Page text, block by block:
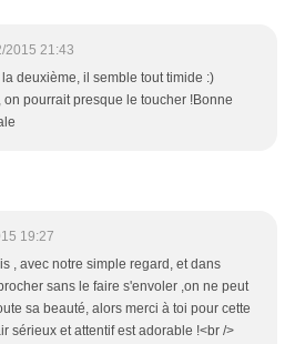
2015 21:43
deuxième, il semble tout timide :)
pourrait presque le toucher !Bonne
19:27
, avec notre simple regard, et dans
sans le faire s'envoler ,on ne peut
sa beauté, alors merci à toi pour cette
sérieux et attentif est adorable !<br />